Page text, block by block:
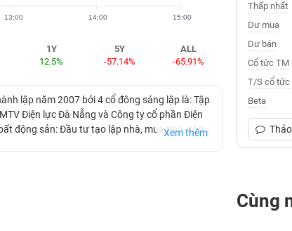
13:00 14:00 15:00
1Y
12.5%
5Y
-57.14%
ALL
-65.91%
lập năm 2007 bởi 4 cổ đông sáng lập là: Tập
Điện lực Đà Nẵng và Công ty cổ phần Điện
động sản: Đầu tư tạo lập nhà, mua nhà, công
Xem thêm
Thấp nhất
Dư mua
Dư bán
Cổ tức TM
T/S cổ tức
Beta
Cùng